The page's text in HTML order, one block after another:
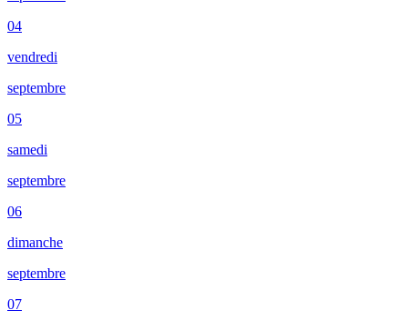
04
vendredi
septembre
05
samedi
septembre
06
dimanche
septembre
07